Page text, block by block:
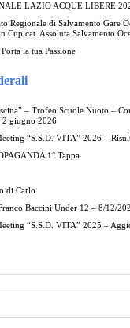
LAZIO ACQUE LIBERE
Regionale di Salvamento Gare
Cup cat. Assoluta Salvamento
la tua Passione
– Trofeo Scuole Nuoto –
2 giugno 2026
“S.S.D. VITA” 2026 –
1° Tappa
di Carlo
Baccini Under 12 – 8/12/
“S.S.D. VITA” 2025 –